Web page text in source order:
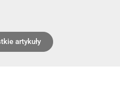
artykuły